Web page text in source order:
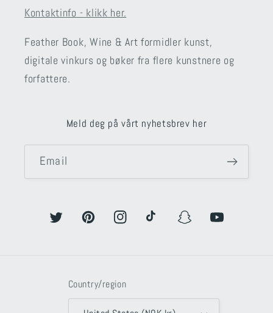
Kontaktinfo - klikk her.
Feather Book, Wine & Art formidler kunst,
digitale vinkurs og bøker fra flere kunstnere og
forfattere.
Meld deg på vårt nyhetsbrev her
Email
Twitter PinterestInstagramTikTok SnapchatYouTube
Country/region